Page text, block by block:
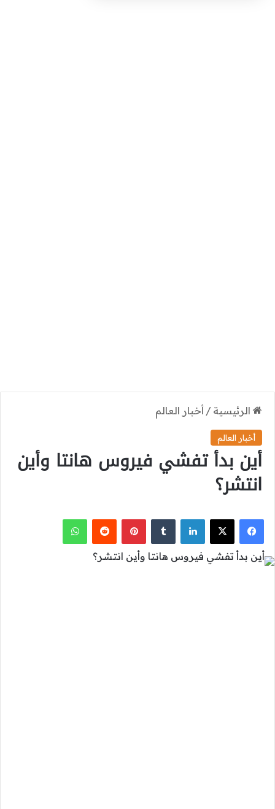
الرئيسية / أخبار العالم
أخبار العالم
أين بدأ تفشي فيروس هانتا وأين
انتشر؟
فيسبوك
‫X لينكدإن بينتيريست واتساب